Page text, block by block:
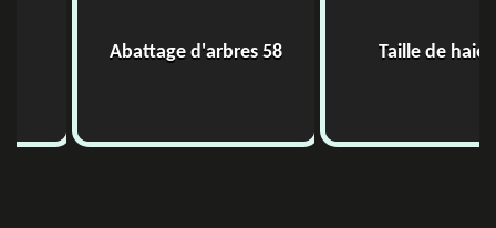
Abattage d'arbres 58 Taille de haie